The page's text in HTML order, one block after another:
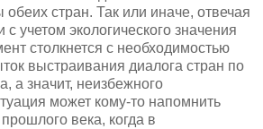
обеих стран. Так или иначе, отвечая
учетом экологического значения
столкнется с необходимостью
выстраивания диалога стран по
а значит, неизбежного
может кому-то напомнить
века, когда в